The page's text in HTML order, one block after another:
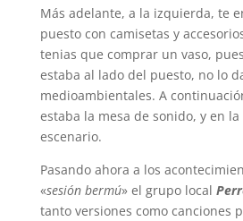
Más adelante, a la izquierda, te
puesto con camisetas y
tenias que comprar un vaso,
estaba al lado del puesto, no lo
medioambientales. A
estaba la mesa de sonido, y en
escenario.
Pasando ahora a los
«sesión bermú» el grupo local
tanto versiones como canciones